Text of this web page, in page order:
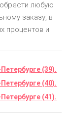
любую
заказу, в
процентов и